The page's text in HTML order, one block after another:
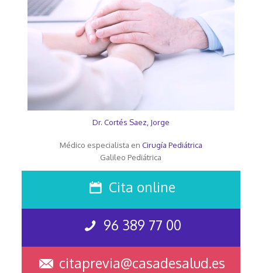
Dr. Cortés Saez, Jorge
Médico especialista en Cirugía Pediátrica
Galileo Pediátrica
Cita online
96 389 77 00
citaprevia@casadesalud.es